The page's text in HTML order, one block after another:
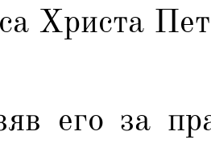
Христа
его за